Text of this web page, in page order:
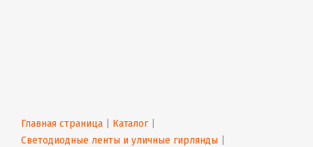
Главная страница Каталог |
Светодиодные ленты и уличные гирлянды